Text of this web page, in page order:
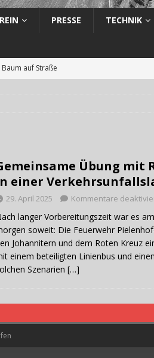
PRESSE TECHNIK
Baum auf Straße
Übung mit
einer
29. April 2025 Kommentare
langer Vorbereitungszeit war es
soweit: Die Feuerwehr
Johannitern und dem Roten Kreuz
einem beteiligten Linienbus und
Szenarien […]